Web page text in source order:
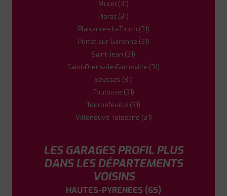
Muret (31)
Pibrac (31)
Plaisance-du-Touch (31)
Portet-sur-Garonne (31)
Saint-Jean (31)
Saint-Orens-de-Gameville (31)
Seysses (31)
Toulouse (31)
Tournefeuille (31)
Villeneuve-Tolosane (31)
LES GARAGES PROFIL PLUS
DANS LES DÉPARTEMENTS
VOISINS
HAUTES-PYRÉNÉES (65)